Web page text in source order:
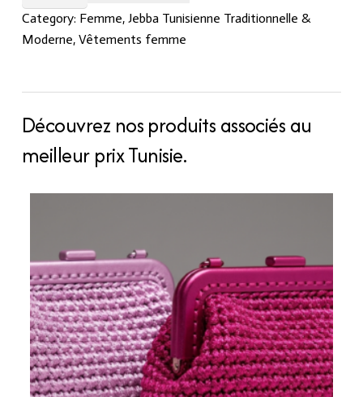
satin
vert
Category: Femme, Jebba Tunisienne Traditionnelle &
Moderne, Vêtements femme
Découvrez nos produits associés au
meilleur prix Tunisie.